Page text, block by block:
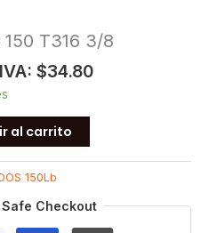
150 T316 3/8
$34.80
al carrito
150Lb
Checkout